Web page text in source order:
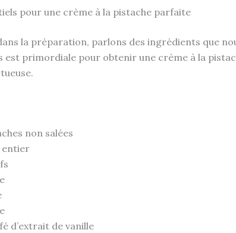
pour une crème à la pistache parfaite
la préparation, parlons des ingrédients que
est primordiale pour obtenir une crème à la
non salées
entier
d’extrait de vanille